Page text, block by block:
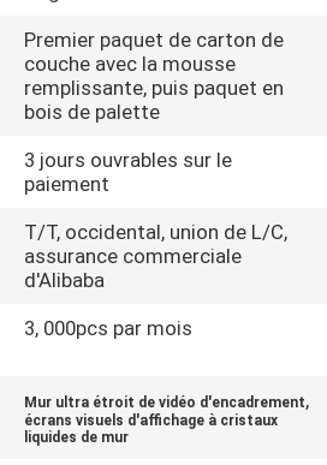
Premier paquet de carton de
couche avec la mousse
remplissante, puis paquet en
bois de palette
3 jours ouvrables sur le
paiement
T/T, occidental, union de L/C,
assurance commerciale
d'Alibaba
3, 000pcs par mois
Mur ultra étroit de vidéo d'encadrement,
écrans visuels d'affichage à cristaux
liquides de mur